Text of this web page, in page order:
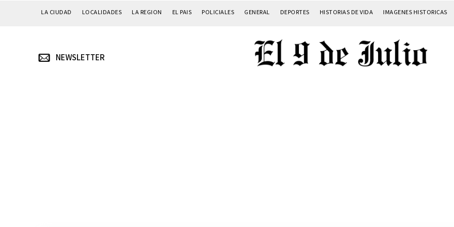
LA CIUDAD LOCALIDADES LA REGION EL PAIS POLICIALES GENERAL DEPORTES HISTORIAS DE VIDA IMAGENES HISTORICAS
NEWSLETTER